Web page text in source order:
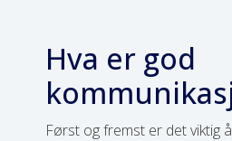
Hva er god
Først og fremst er det viktig